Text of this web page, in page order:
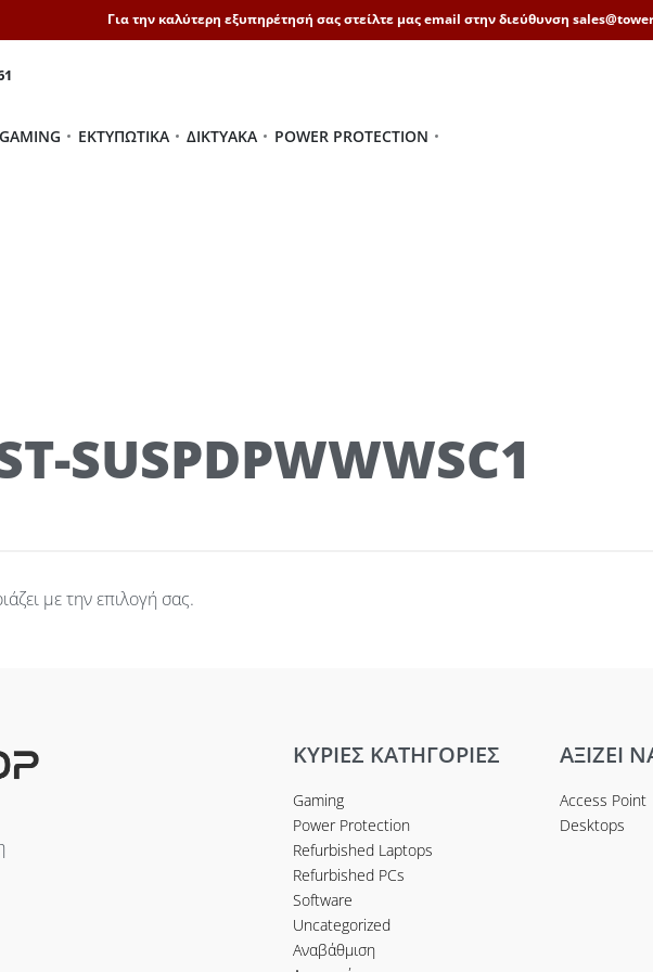
Για την καλύτερη εξυπηρέτησή σας στείλτε μας email στην διεύθυνση
GAMING ΕΚΤΥΠΩΤΙΚΆ ΔΙΚΤΥΑΚΆ POWER PROTECTION
SUSPDPWWWSC1
με την επιλογή σας.
ΚΥΡΙΕΣ ΚΑΤΗΓΟΡΙΕΣ
Gaming
Power Protection
Refurbished Laptops
Refurbished PCs
Software
Uncategorized
Αναβάθμιση
ΑΞΙΖΕΙ
Access Point
Desktops